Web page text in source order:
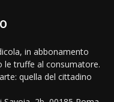
in abbonamento
le truffe al consumatore.
quella del cittadino